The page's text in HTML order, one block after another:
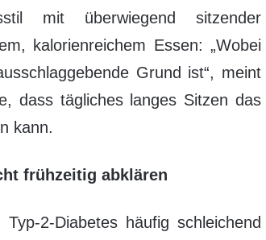
mit überwiegend sitzender
kalorienreichem Essen: „Wobei
Grund ist“, meint
dass tägliches langes Sitzen das
kann.
frühzeitig abklären
Typ-2-Diabetes häufig schleichend